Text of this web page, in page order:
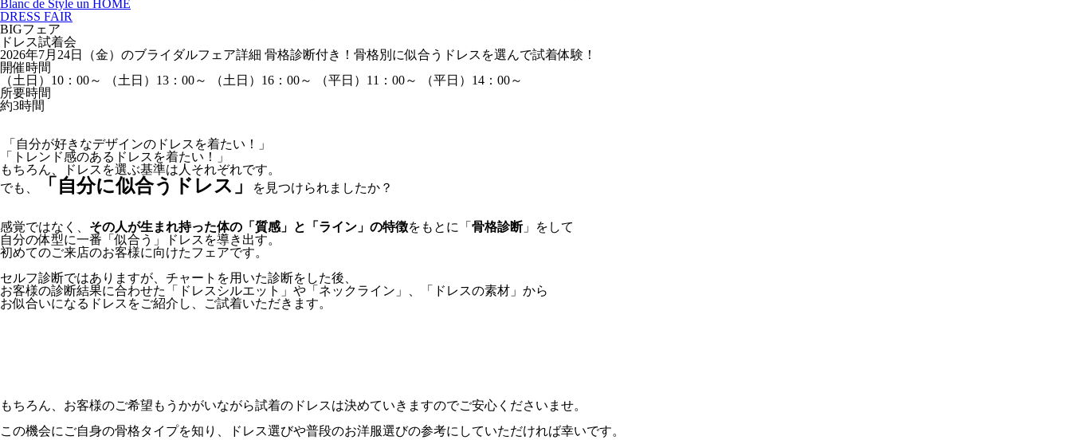
Blanc de Style un HOME
DRESS FAIR
BIGフェア
ドレス試着会
2026年7月24日（金）のブライダルフェア詳細 骨格診断付き！骨格別に似合うドレスを選んで試着体験！
開催時間
（土日）10：00～
（土日）13：00～ （土日）16：00～ （平日）11：00～
（平日）14：00～
所要時間
約3時間
「自分が好きなデザインのドレスを着たい！」
「トレンド感のあるドレスを着たい！」
もちろん、ドレスを選ぶ基準は人それぞれです。
でも、
「自分に似合うドレス」 を見つけられましたか？
感覚ではなく、 その人が生まれ持った体の「質感」と「ライン」の特徴をもとに「 骨格診断」をして
自分の体型に一番「似合う」ドレスを導き出す。
初めてのご来店のお客様に向けたフェアです。
セルフ診断ではありますが、チャートを用いた診断をした後、
お客様の診断結果に合わせた「ドレスシルエット」や「ネックライン」、「ドレスの素材」から
お似合いになるドレスをご紹介し、ご試着いただきます。
もちろん、お客様のご希望もうかがいながら試着のドレスは決めていきますのでご安心くださいませ。
この機会にご自身の骨格タイプを知り、ドレス選びや普段のお洋服選びの参考にしていただければ幸いです。